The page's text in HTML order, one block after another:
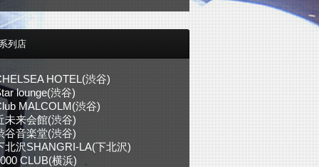
列店
HOTEL(渋谷)
lounge(渋谷)
MALCOLM(渋谷)
未来会館(渋谷)
谷音楽堂(渋谷)
北沢SHANGRI-LA(下北沢)
CLUB(横浜)